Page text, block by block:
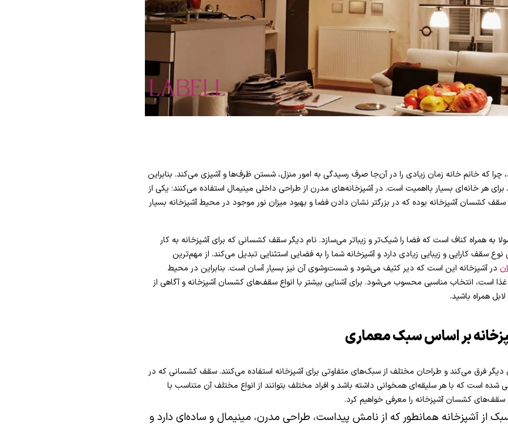
چرا که خانم خانه زمان زیادی را در آن‌جا صرف رسیدگی به امور منزل، شستن ظرف‌ها و آشپزی می‌کند. بنابراین
هر خانه‌ای بسیار بااهمیت است. در آشپزخانه‌های مدرن از طراحی داخلی مینیمال استفاده می‌کنند؛ یکی از
کشسان آشپزخانه بوده که در بزرگتر نشان دادن فضا و بهبود میزان نور موجود در محیط آشپزخانه بسیار
به همراه کناف است که فضا را شیک‌تر و زیباتر می‌سازد. نام دیگر سقف کشسانی که برای آشپزخانه به کار
سقف کارایی و زیبایی زیادی دارد و آشپزخانه شما را به فضایی استثنایی تبدیل می‌کند. از مهم‌ترین
در آشپزخانه این است که دیر کثیف می‌شود و شست‌وشوی آن نیز بسیار آسان است. بنابراین در محیط
غذا است، انتخاب مناسبی محسوب می‌شود. برای آشنایی بیشتر با انواع سقف‌های کشسان آشپزخانه و آگاهی از
همراه باشید.
بر اساس سبک معماری
دیگر فرق می‌کند و طراحان مختلف از سبک‌های متفاوتی برای آشپزخانه استفاده می‌کنند. سقف کشسانی که در
شده است که با هر سلیقه‌ای همخوانی داشته باشد و افراد مختلف بتوانند از انواع مختلف آن متناسب با
سقف‌های کشسان آشپزخانه را معرفی خواهیم کرد.
از آشپزخانه همانطور که از نامش پیداست، طراحی مدرن، مینیمال و ساده‌ای دارد و